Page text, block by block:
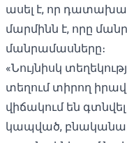
ասել է, որ
մարմինն է, որը
մանրամասները։
«Նույնիսկ
տեղում տիրող
վիճակում են
կապված,